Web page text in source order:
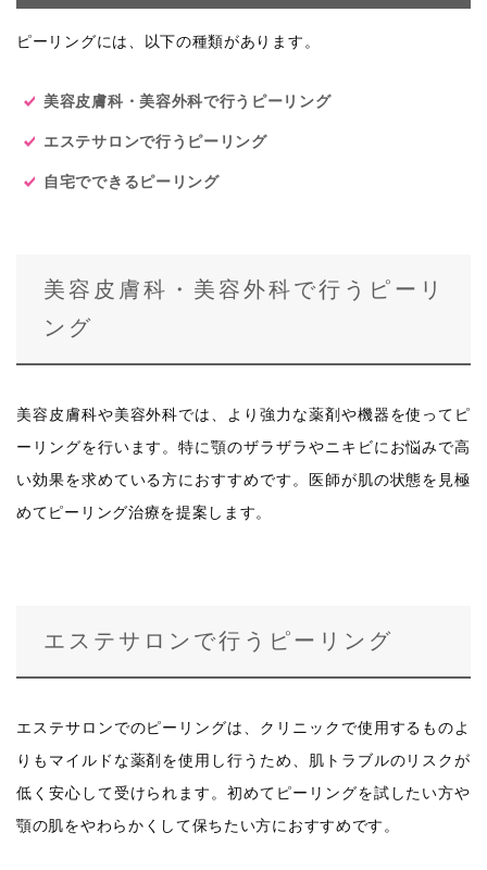
ピーリングには、以下の種類があります。
美容皮膚科・美容外科で行うピーリング
エステサロンで行うピーリング
自宅でできるピーリング
美容皮膚科・美容外科で行うピーリ
ング
美容皮膚科や美容外科では、より強力な薬剤や機器を使ってピ
ーリングを行います。特に顎のザラザラやニキビにお悩みで高
い効果を求めている方におすすめです。医師が肌の状態を見極
めてピーリング治療を提案します。
エステサロンで行うピーリング
エステサロンでのピーリングは、クリニックで使用するものよ
りもマイルドな薬剤を使用し行うため、肌トラブルのリスクが
低く安心して受けられます。初めてピーリングを試したい方や
顎の肌をやわらかくして保ちたい方におすすめです。